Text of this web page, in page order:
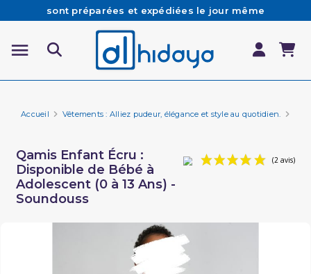
Besoin d'aide ? Retrouvez notre FAQ
Livraison offerte à partir de 65€ d'achat*
Les Commandes passées avant 15h (lun au Vend)
Accueil Vêtements : Alliez pudeur, élégance et style au quotidien.
Qamis Enfant Écru :
Disponible de Bébé à
Adolescent (0 à 13 Ans) -
Soundouss